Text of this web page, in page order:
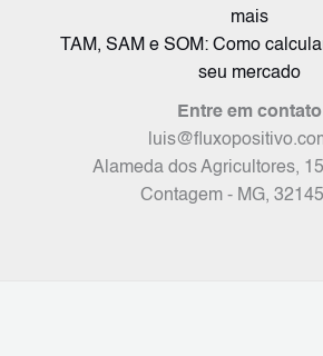
mais
TAM, SAM e SOM: Como
seu mercado
Entre em contato
Alameda dos Agricultores,
Contagem - MG,